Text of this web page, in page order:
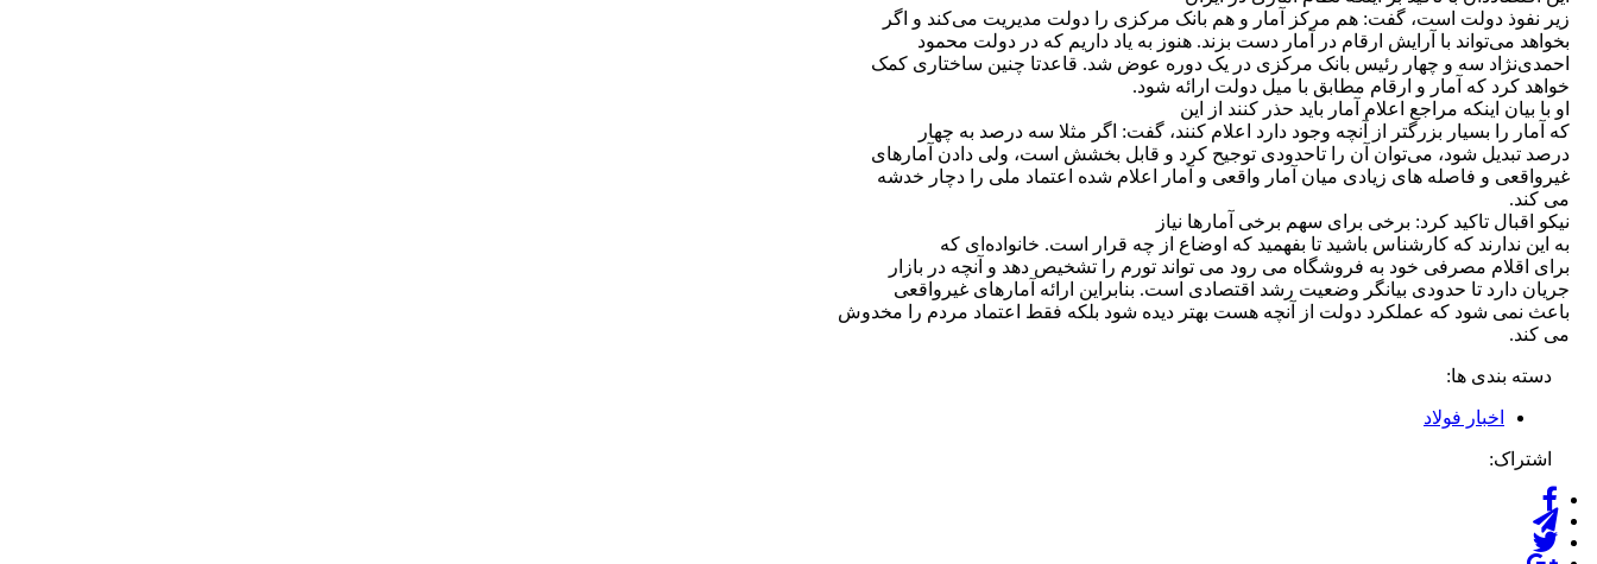
زیر نفوذ دولت است، گفت: هم مرکز آمار و هم بانک مرکزی را دولت مدیریت می‌کند و اگر
بخواهد می‌تواند با آرایش ارقام در آمار دست بزند. هنوز به یاد داریم که در دولت محمود
احمدی‌نژاد سه و چهار رئیس بانک مرکزی در یک دوره عوض شد. قاعدتا چنین ساختاری کمک
خواهد کرد که آمار و ارقام مطابق با میل دولت ارائه شود.
او با بیان اینکه مراجع اعلام آمار باید حذر کنند از این
که آمار را بسیار بزرگتر از آنچه وجود دارد اعلام کنند، گفت: اگر مثلا سه درصد به چهار
درصد تبدیل شود، می‌توان آن را تاحدودی توجیح کرد و قابل بخشش است، ولی دادن آمارهای
غیرواقعی و فاصله های زیادی میان آمار واقعی و آمار اعلام شده اعتماد ملی را دچار خدشه
می کند.
نیکو اقبال تاکید کرد: برخی برای سهم برخی آمارها نیاز
به این ندارند که کارشناس باشید تا بفهمید که اوضاع از چه قرار است. خانواده‌ای که
برای اقلام مصرفی خود به فروشگاه می رود می تواند تورم را تشخیص دهد و آنچه در بازار
جریان دارد تا حدودی بیانگر وضعیت رشد اقتصادی است. بنابراین ارائه آمارهای غیرواقعی
باعث نمی شود که عملکرد دولت از آنچه هست بهتر دیده شود بلکه فقط اعتماد مردم را مخدوش
می کند.
دسته بندی ها:
اخبار فولاد
اشتراک: